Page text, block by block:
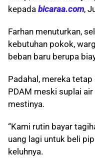
kepada bicaraa.com,
Farhan menuturkan,
kebutuhan pokok,
beban baru berupa
Padahal, mereka
PDAM meski suplai
mestinya.
“Kami rutin bayar
uang lagi untuk beli
keluhnya.